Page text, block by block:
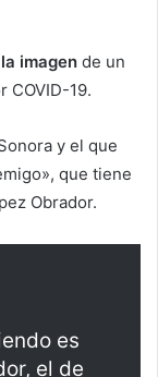
imagen de un
COVID-19.
y el que
que tiene
Obrador.
es
el de